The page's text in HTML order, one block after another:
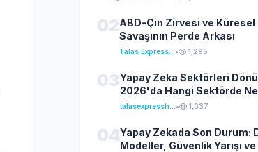
02ABD-Çin Zirvesi ve Küresel
Savaşının Perde Arkası
• 1,295
03Yapay Zeka Sektörleri
2026'da Hangi Sektörde
• 1,037
04Yapay Zekada Son Durum:
Modeller, Güvenlik Yarışı